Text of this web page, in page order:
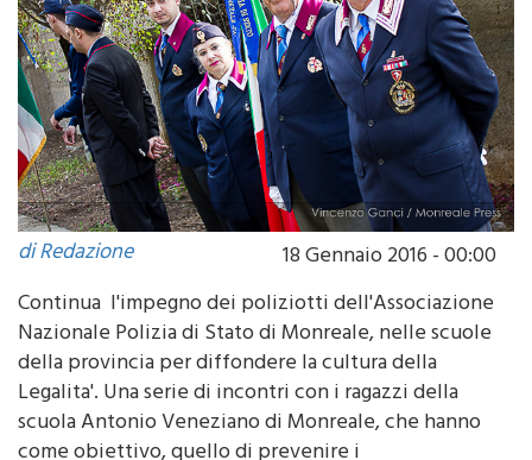
di Redazione
18 Gennaio 2016 - 00:00
Continua l'impegno dei poliziotti dell'Associazione
Nazionale Polizia di Stato di Monreale, nelle scuole
della provincia per diffondere la cultura della
Legalita'. Una serie di incontri con i ragazzi della
scuola Antonio Veneziano di Monreale, che hanno
come obiettivo, quello di prevenire i
comportamenti scorretti favorendo nei ragazzi la